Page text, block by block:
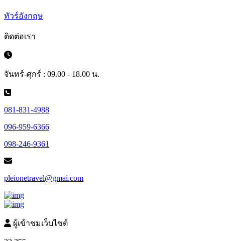
ทัวร์อังกฤษ
ติดต่อเรา
จันทร์-ศุกร์ : 09.00 - 18.00 น.
081-831-4988
096-959-6366
098-246-9361
pleionetravel@gmai.com
ผู้เข้าชมเว็บไซต์